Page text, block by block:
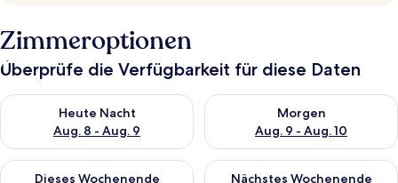
Zimmeroptionen
Überprüfe die Verfügbarkeit für diese Daten
Heute Nacht
Aug. 8 - Aug. 9
Überprüfe die Verfügbarkeit für heute Nacht, Aug. 8 - Aug. 9.
Morgen
Aug. 9 - Aug. 10
Überprüfe die Verfügbarkeit
Dieses Wochenende
Überprüfe die Verfügbarkeit für dieses Wochenende, Aug. 14
Nächstes Wochenende
Überprüfe die Verfügbarkeit